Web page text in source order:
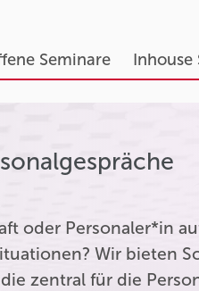
Seminare Inhouse
oder Personaler*in
Wir bieten
zentral für die